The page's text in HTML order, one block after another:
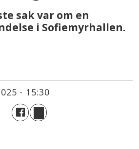
sak var om en
i Sofiemyrhallen.
- 15:30